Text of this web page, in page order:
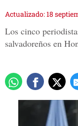
Actualizado: 18
Los cinco
salvadoreños en